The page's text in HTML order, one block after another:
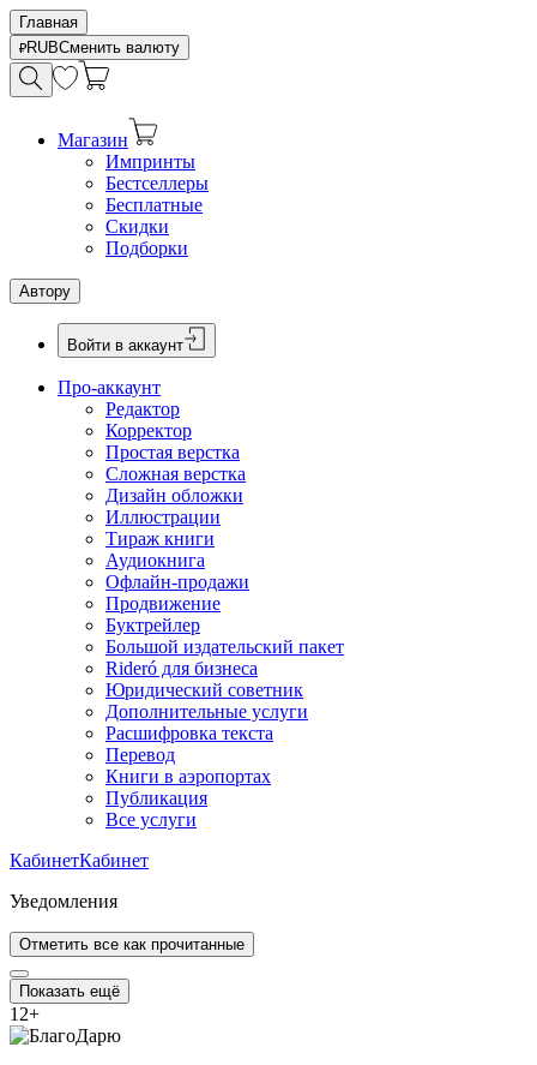
Главная
RUBСменить валюту
Магазин
Импринты
Бестселлеры
Бесплатные
Скидки
Подборки
Автору
Войти в аккаунт
Про-аккаунт
Редактор
Корректор
Простая верстка
Сложная верстка
Дизайн обложки
Иллюстрации
Тираж книги
Аудиокнига
Офлайн-продажи
Продвижение
Буктрейлер
Большой издательский пакет
Rideró для бизнеса
Юридический советник
Дополнительные услуги
Расшифровка текста
Перевод
Книги в аэропортах
Публикация
Все услуги
КабинетКабинет
Уведомления
Отметить все как прочитанные
Показать ещё
12+